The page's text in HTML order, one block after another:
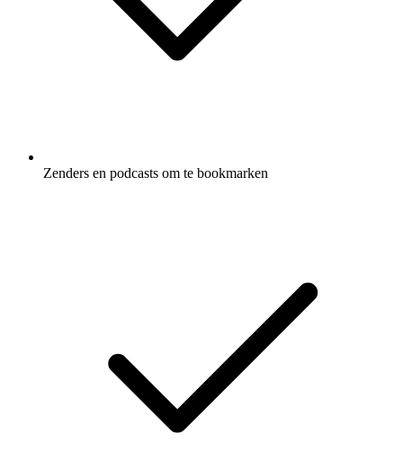
Zenders en podcasts om te bookmarken